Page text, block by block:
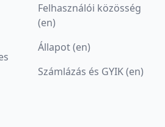
Felhasználói közösség
(en)
Állapot (en)
Számlázás és GYIK (en)